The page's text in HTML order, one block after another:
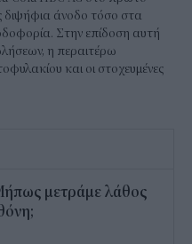
διψήφια άνοδο τόσο στα
Στην επίδοση αυτή
η περαιτέρω
και οι στοχευμένες
μετράμε λάθος